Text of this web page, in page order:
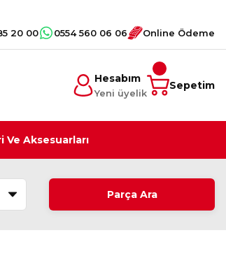
20 00 0554 560 06 06 Online Ödeme
Hesabım
Yeni üyelik
Sepetim
Ve Aksesuarları
Parça Ara